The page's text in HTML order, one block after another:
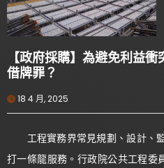
【政府採購】為避免利益
借牌罪？
18 4 月, 2025
工程實務界常見規劃、設計、
打一條龍服務。行政院公共工程委